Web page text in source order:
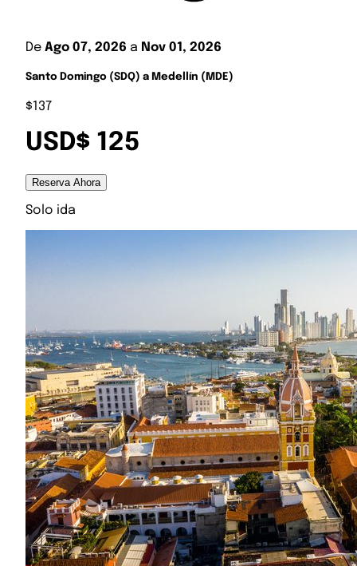
De Ago 07, 2026 a Nov 01, 2026
Santo Domingo (SDQ) a Medellín (MDE)
$137
USD$ 125
Reserva Ahora
Solo ida